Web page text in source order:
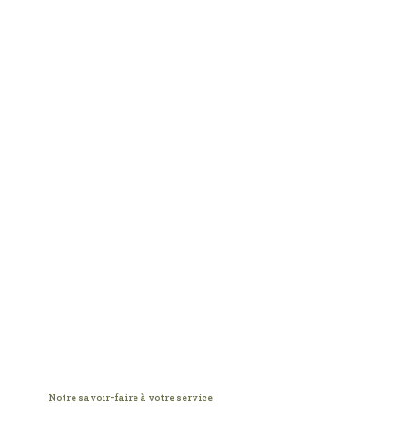
Notre savoir-faire à votre service